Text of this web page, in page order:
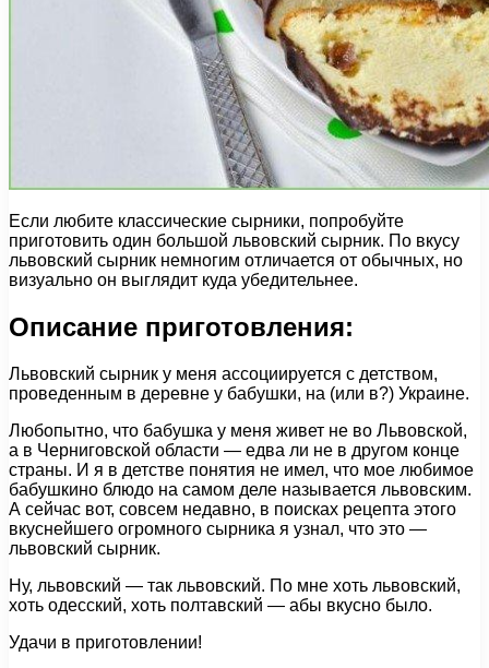
Если любите классические сырники, попробуйте
приготовить один большой львовский сырник. По вкусу
львовский сырник немногим отличается от обычных, но
визуально он выглядит куда убедительнее.
Описание приготовления:
Львовский сырник у меня ассоциируется с детством,
проведенным в деревне у бабушки, на (или в?) Украине.
Любопытно, что бабушка у меня живет не во Львовской,
а в Черниговской области — едва ли не в другом конце
страны. И я в детстве понятия не имел, что мое любимое
бабушкино блюдо на самом деле называется львовским.
А сейчас вот, совсем недавно, в поисках рецепта этого
вкуснейшего огромного сырника я узнал, что это —
львовский сырник.
Ну, львовский — так львовский. По мне хоть львовский,
хоть одесский, хоть полтавский — абы вкусно было.
Удачи в приготовлении!